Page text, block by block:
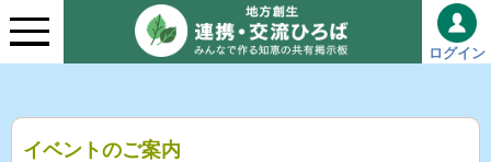
ログイン
イベントのご案内